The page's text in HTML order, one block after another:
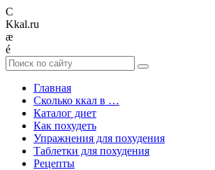
C
Kkal.ru
æ
é
Главная
Сколько ккал в …
Каталог диет
Как похудеть
Упражнения для похудения
Таблетки для похудения
Рецепты